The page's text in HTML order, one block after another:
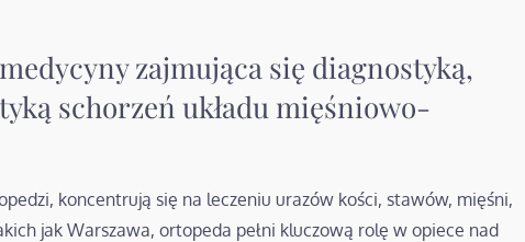
zajmująca się diagnostyką,
schorzeń układu mięśniowo-
koncentrują się na leczeniu urazów kości, stawów, mięśni,
jak Warszawa, ortopeda pełni kluczową rolę w opiece nad